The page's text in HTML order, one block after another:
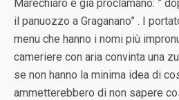
Marechiaro e già proclamano: ”
il panuozzo a Graganano” . I
menu che hanno i nomi più
cameriere con aria convinta una
se non hanno la minima idea di
ammetterebbero di non sapere